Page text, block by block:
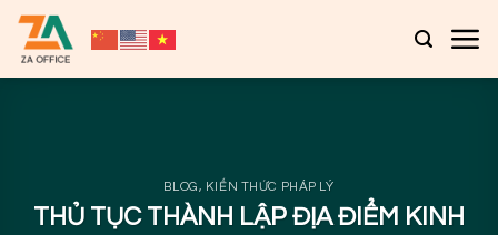
Bỏ
qua
BLOG, KIẾN THỨC PHÁP LÝ
THỦ TỤC THÀNH LẬP ĐỊA ĐIỂM KINH